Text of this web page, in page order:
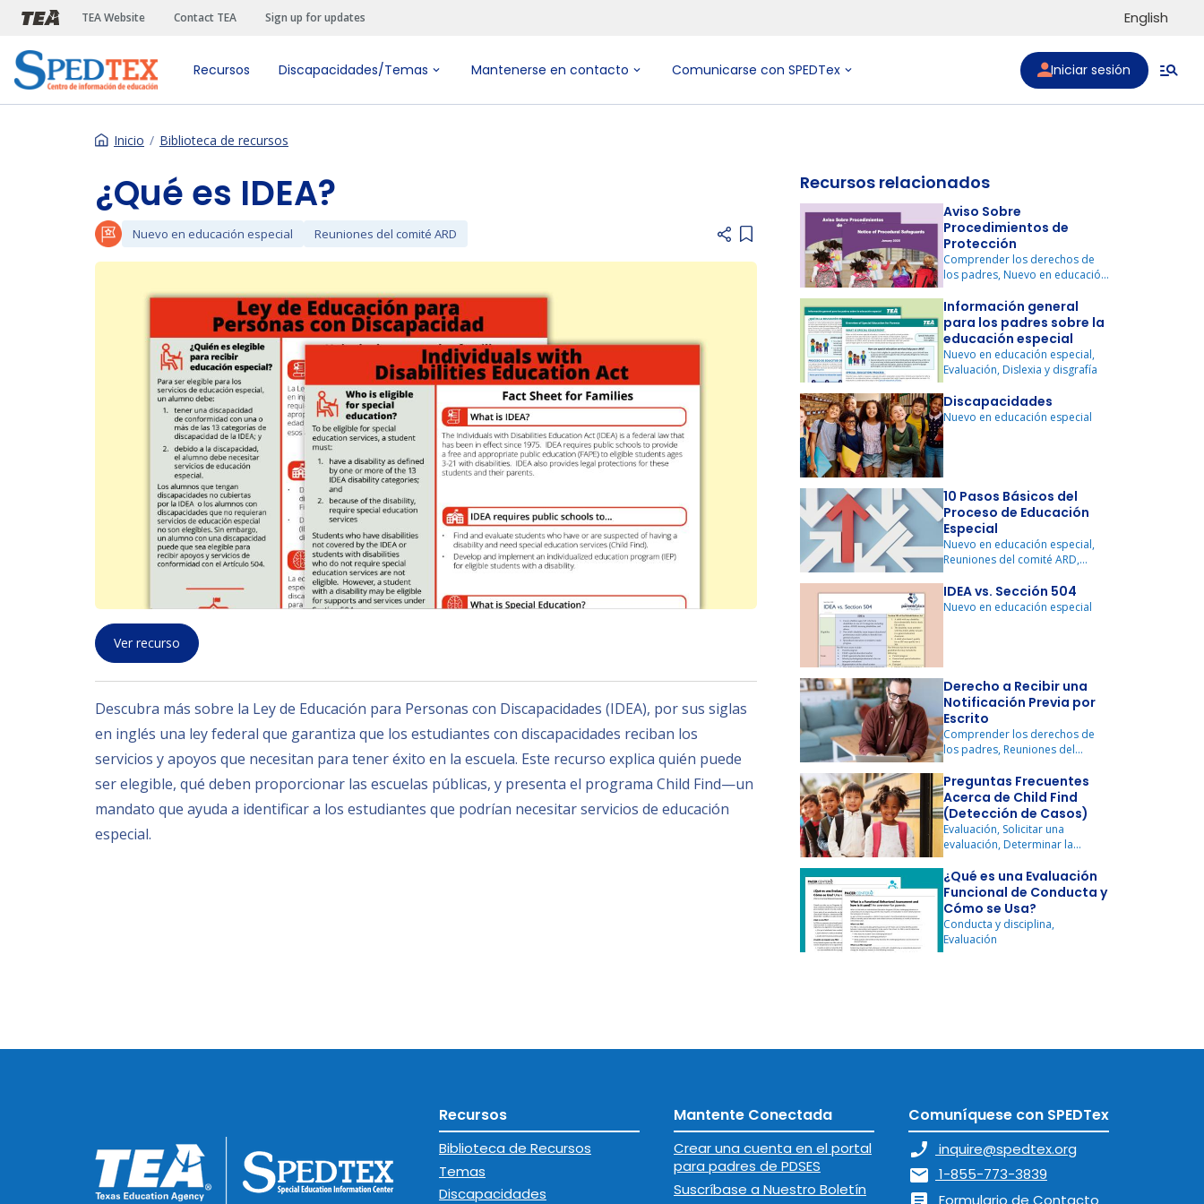
Pasar al contenido principal
TEA Website Contact TEA Sign up for updates English
Recursos Discapacidades/Temas Mantenerse en contacto Comunicarse con SPEDTex Iniciar sesión
Inicio Biblioteca de recursos
¿Qué es IDEA?
Nuevo en educación especial Reuniones del comité ARD
Add item to list
Ver recurso
Descubra más sobre la Ley de Educación para Personas con Discapacidades (IDEA), por sus siglas
en inglés una ley federal que garantiza que los estudiantes con discapacidades reciban los
servicios y apoyos que necesitan para tener éxito en la escuela. Este recurso explica quién puede
ser elegible, qué deben proporcionar las escuelas públicas, y presenta el programa Child Find—un
mandato que ayuda a identificar a los estudiantes que podrían necesitar servicios de educación
especial.
Recursos relacionados
Aviso Sobre
Procedimientos de
Protección
Comprender los derechos de
los padres, Nuevo en educación
especial
Información general
para los padres sobre la
educación especial
Nuevo en educación especial,
Evaluación, Dislexia y disgrafía
Discapacidades
Nuevo en educación especial
10 Pasos Básicos del
Proceso de Educación
Especial
Nuevo en educación especial,
Reuniones del comité ARD,
Evaluación
IDEA vs. Sección 504
Nuevo en educación especial
Derecho a Recibir una
Notificación Previa por
Escrito
Comprender los derechos de
los padres, Reuniones del
comité ARD, Nuevo en
educación especial, Evaluación
Preguntas Frecuentes
Acerca de Child Find
(Detección de Casos)
Evaluación, Solicitar una
evaluación, Determinar la
elegibilidad
¿Qué es una Evaluación
Funcional de Conducta y
Cómo se Usa?
Conducta y disciplina,
Evaluación
Recursos
Biblioteca de Recursos
Temas
Discapacidades
Mantente Conectada
Crear una cuenta en el portal
para padres de PDSES
Suscríbase a Nuestro Boletín
Comuníquese con SPEDTex
phone_enabled inquire@spedtex.org
mail 1-855-773-3839
Formulario de Contacto